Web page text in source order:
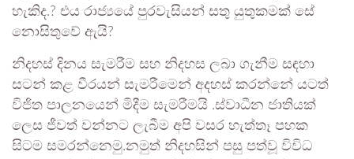
හැකිද.? එය රාජ්‍යයේ පුරවැසියන් සතු යුතුකමක් සේ
නොසිතුවේ ඇයි?
නිදහස් දිනය සැමරීම සහ නිදහස ලබා ගැනීම සඳහා
සටන් කළ වීරයන් සැමරීමෙන් අදහස් කරන්නේ යටත්
විජිත පාලනයෙන් මිදීම සැමරීමයි .ස්වාධීන ජාතියක්
ලෙස ජීවත් වන්නට ලැබීම අපි වසර හැත්තෑ පහක
සිටම සමරන්නෙමු.නමුත් නිදහසින් පසු පත්වූ විවිධ